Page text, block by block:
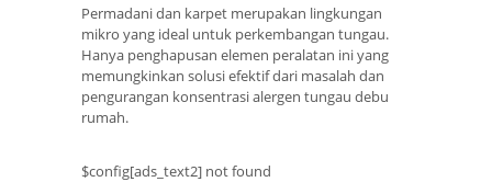
Permadani dan karpet merupakan lingkungan
mikro yang ideal untuk perkembangan tungau.
Hanya penghapusan elemen peralatan ini yang
memungkinkan solusi efektif dari masalah dan
pengurangan konsentrasi alergen tungau debu
rumah.
$config[ads_text2] not found